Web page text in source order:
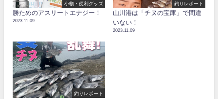
小物・便利グッズ
勝ためのアスリートエナジー！
2023.11.09
釣りレポート
山川港は「チヌの宝庫」で間違
いない！
2023.11.09
釣りレポート